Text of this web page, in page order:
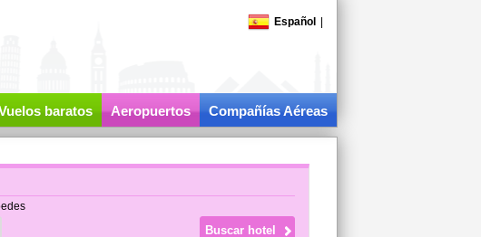
Español
baratos Aeropuertos Compañías Aéreas